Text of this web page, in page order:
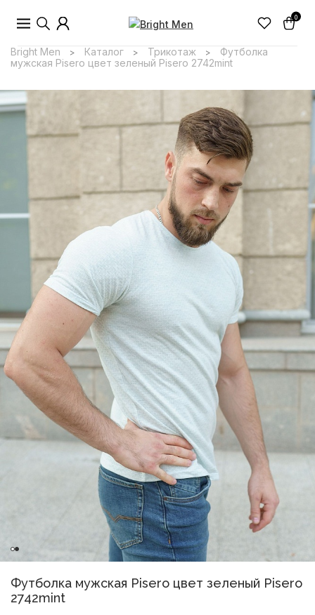
0
Bright Men > Каталог > Трикотаж >
Футболка
мужская Pisero цвет зеленый Pisero 2742mint
Футболка мужская Pisero цвет зеленый Pisero
2742mint